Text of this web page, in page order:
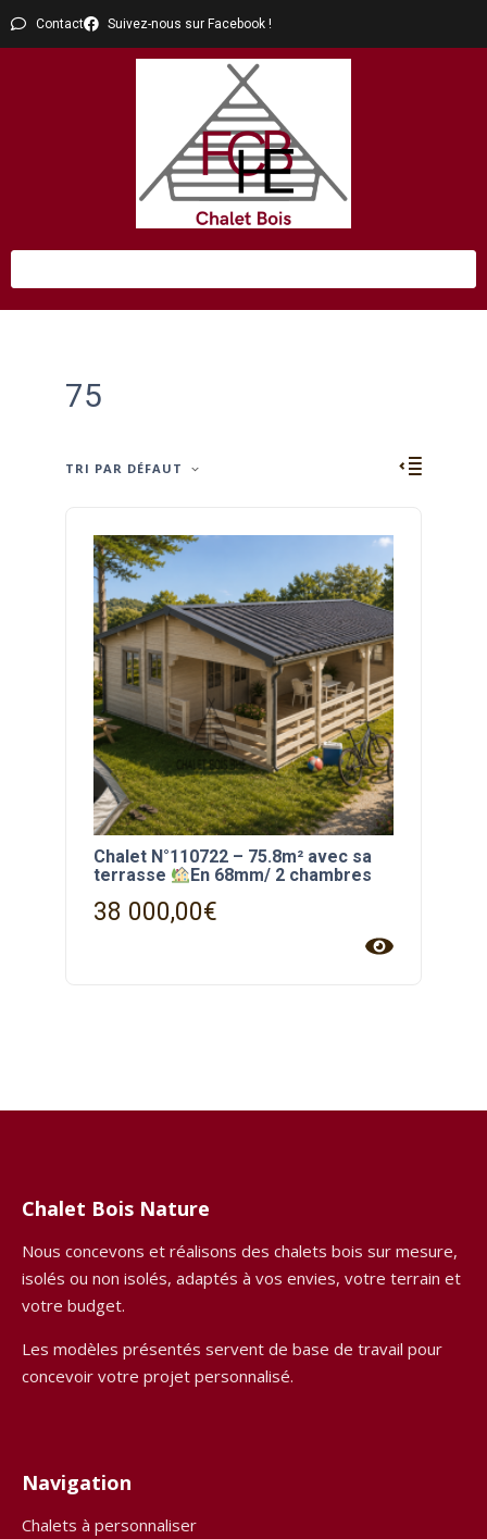
Contact Suivez-nous sur Facebook !
75
TRI PAR DÉFAUT
Chalet N°110722 – 75.8m² avec sa
terrasse
En 68mm/ 2 chambres
38 000,00€
Chalet Bois Nature
Nous concevons et réalisons des chalets bois sur mesure,
isolés ou non isolés, adaptés à vos envies, votre terrain et
votre budget.
Les modèles présentés servent de base de travail pour
concevoir votre projet personnalisé.
Navigation
Chalets à personnaliser